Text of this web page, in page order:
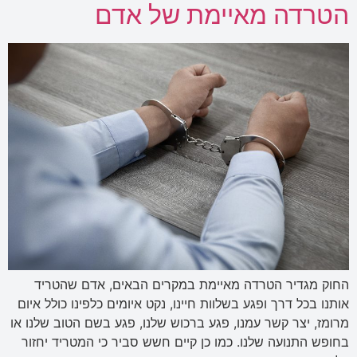
הטרדה מאיימת של אדם
החוק מגדיר הטרדה מאיימת במקרים הבאים, אדם שהטריד
אותנו בכל דרך ופגע בשלוות חיינו, נקט איומים כלפינו כולל איום
מרומז, יצר קשר עמנו, פגע ברכוש שלנו, פגע בשם הטוב שלנו או
בחופש התנועה שלנו. כמו כן קיים חשש סביר כי המטריד יחזור